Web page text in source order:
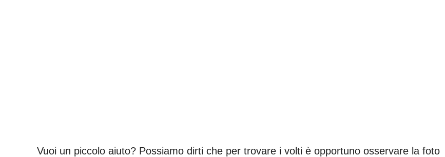
Vuoi un piccolo aiuto? Possiamo dirti che per trovare i volti è opportuno osservare la foto